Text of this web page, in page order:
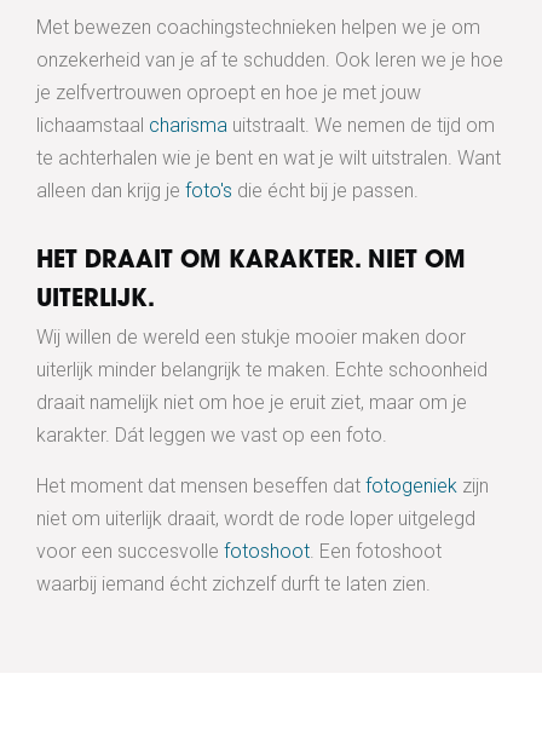
Met bewezen coachingstechnieken helpen we je om
onzekerheid van je af te schudden. Ook leren we je hoe
je zelfvertrouwen oproept en hoe je met jouw
lichaamstaal charisma uitstraalt. We nemen de tijd om
te achterhalen wie je bent en wat je wilt uitstralen. Want
alleen dan krijg je foto's die écht bij je passen.
HET DRAAIT OM KARAKTER. NIET OM
UITERLIJK.
Wij willen de wereld een stukje mooier maken door
uiterlijk minder belangrijk te maken. Echte schoonheid
draait namelijk niet om hoe je eruit ziet, maar om je
karakter. Dát leggen we vast op een foto.
Het moment dat mensen beseffen dat fotogeniek zijn
niet om uiterlijk draait, wordt de rode loper uitgelegd
voor een succesvolle fotoshoot. Een fotoshoot
waarbij iemand écht zichzelf durft te laten zien.